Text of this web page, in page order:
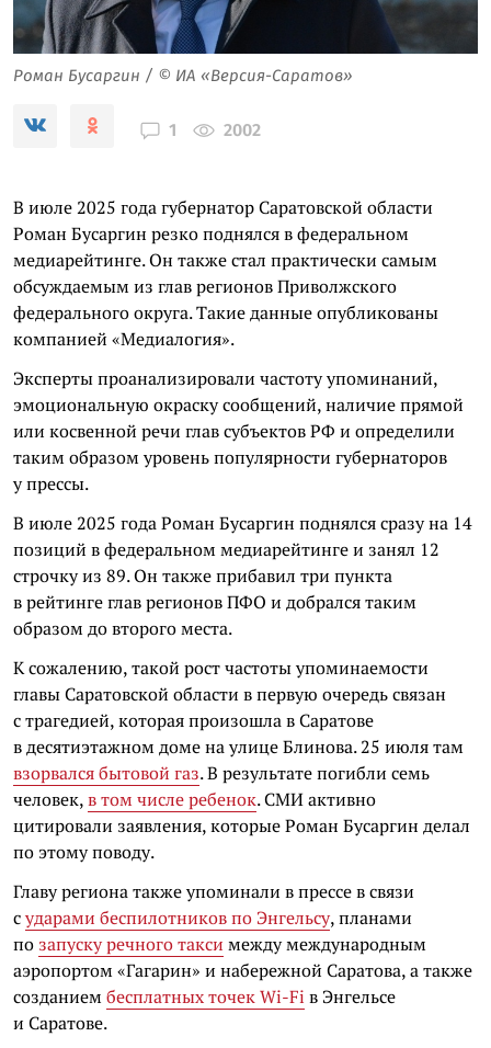
Роман Бусаргин / © ИА «Версия-Саратов»
1 2002
В июле 2025 года губернатор Саратовской области
Роман Бусаргин резко поднялся в федеральном
медиарейтинге. Он также стал практически самым
обсуждаемым из глав регионов Приволжского
федерального округа. Такие данные опубликованы
компанией «Медиалогия».
Эксперты проанализировали частоту упоминаний,
эмоциональную окраску сообщений, наличие прямой
или косвенной речи глав субъектов РФ и определили
таким образом уровень популярности губернаторов
у прессы.
В июле 2025 года Роман Бусаргин поднялся сразу на 14
позиций в федеральном медиарейтинге и занял 12
строчку из 89. Он также прибавил три пункта
в рейтинге глав регионов ПФО и добрался таким
образом до второго места.
К сожалению, такой рост частоты упоминаемости
главы Саратовской области в первую очередь связан
с трагедией, которая произошла в Саратове
в десятиэтажном доме на улице Блинова. 25 июля там
взорвался бытовой газ. В результате погибли семь
человек,в том числе ребенок. СМИ активно
цитировали заявления, которые Роман Бусаргин делал
по этому поводу.
Главу региона также упоминали в прессе в связи
сударами беспилотников по Энгельсу, планами
по запуску речного такси между международным
аэропортом «Гагарин» и набережной Саратова, а также
созданиембесплатных точек Wi-Fi в Энгельсе
и Саратове.